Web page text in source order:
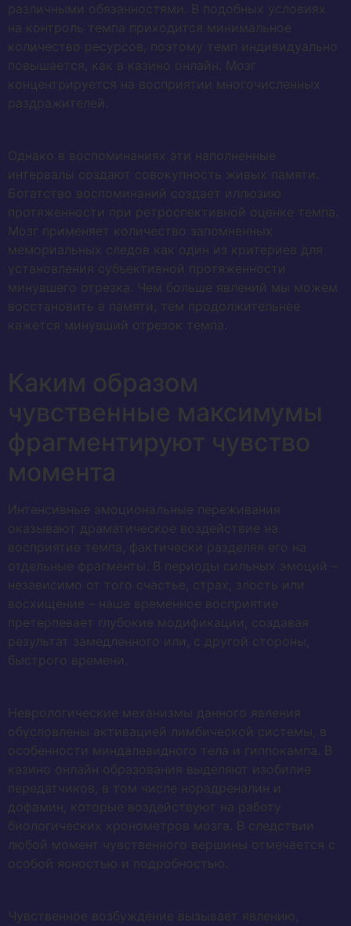
различными обязанностями. В подобных условиях
на контроль темпа приходится минимальное
количество ресурсов, поэтому темп индивидуально
повышается, как в казино онлайн. Мозг
концентрируется на восприятии многочисленных
раздражителей.
Однако в воспоминаниях эти наполненные
интервалы создают совокупность живых памяти.
Богатство воспоминаний создает иллюзию
протяженности при ретроспективной оценке темпа.
Мозг применяет количество запомненных
мемориальных следов как один из критериев для
установления субъективной протяженности
минувшего отрезка. Чем больше явлений мы можем
восстановить в памяти, тем продолжительнее
кажется минувший отрезок темпа.
Каким образом
чувственные максимумы
фрагментируют чувство
момента
Интенсивные эмоциональные переживания
оказывают драматическое воздействие на
восприятие темпа, фактически разделяя его на
отдельные фрагменты. В периоды сильных эмоций –
независимо от того счастье, страх, злость или
восхищение – наше временное восприятие
претерпевает глубокие модификации, создавая
результат замедленного или, с другой стороны,
быстрого времени.
Неврологические механизмы данного явления
обусловлены активацией лимбической системы, в
особенности миндалевидного тела и гиппокампа. В
казино онлайн образования выделяют изобилие
передатчиков, в том числе норадреналин и
дофамин, которые воздействуют на работу
биологических хронометров мозга. В следствии
любой момент чувственного вершины отмечается с
особой ясностью и подробностью.
Чувственное возбуждение вызывает явлению,